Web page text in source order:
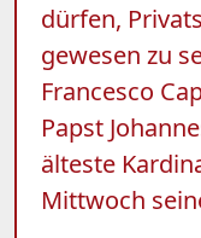
dürfen,
gewesen zu
Francesco
Papst
älteste
Mittwoch